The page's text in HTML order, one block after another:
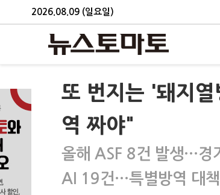
2026.08.09 (일요일)
또 번지는 '돼지
역 짜야"
올해 ASF 8건 발생…경
AI 19건…특별방역 대